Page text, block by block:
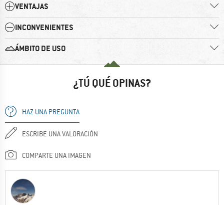
VENTAJAS
INCONVENIENTES
ÁMBITO DE USO
¿TÚ QUÉ OPINAS?
HAZ UNA PREGUNTA
ESCRIBE UNA VALORACIÓN
COMPARTE UNA IMAGEN